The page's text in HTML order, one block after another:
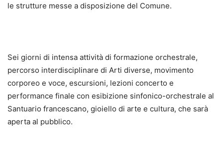
le strutture messe a disposizione del Comune.
Sei giorni di intensa attività di formazione orchestrale,
percorso interdisciplinare di Arti diverse, movimento
corporeo e voce, escursioni, lezioni concerto e
performance finale con esibizione sinfonico-orchestrale al
Santuario francescano, gioiello di arte e cultura, che sarà
aperta al pubblico.